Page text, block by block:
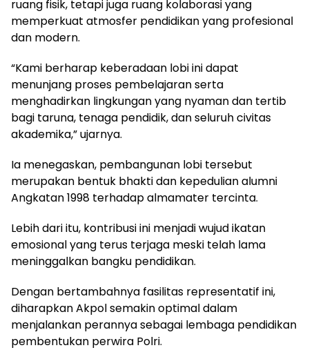
ruang fisik, tetapi juga ruang kolaborasi yang
memperkuat atmosfer pendidikan yang profesional
dan modern.
“Kami berharap keberadaan lobi ini dapat
menunjang proses pembelajaran serta
menghadirkan lingkungan yang nyaman dan tertib
bagi taruna, tenaga pendidik, dan seluruh civitas
akademika,” ujarnya.
Ia menegaskan, pembangunan lobi tersebut
merupakan bentuk bhakti dan kepedulian alumni
Angkatan 1998 terhadap almamater tercinta.
Lebih dari itu, kontribusi ini menjadi wujud ikatan
emosional yang terus terjaga meski telah lama
meninggalkan bangku pendidikan.
Dengan bertambahnya fasilitas representatif ini,
diharapkan Akpol semakin optimal dalam
menjalankan perannya sebagai lembaga pendidikan
pembentukan perwira Polri.